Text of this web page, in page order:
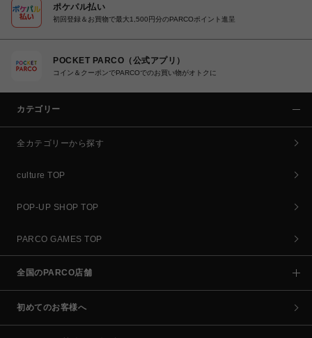
ポケパル払い
初回登録＆お買物で最大1,500円分のPARCOポイント進呈
POCKET PARCO（公式アプリ）
コイン＆クーポンでPARCOでのお買い物がオトクに
カテゴリー
全カテゴリーから探す
culture TOP
POP-UP SHOP TOP
PARCO GAMES TOP
全国のPARCO店舗
初めてのお客様へ